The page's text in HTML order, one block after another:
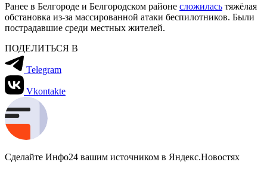
Ранее в Белгороде и Белгородском районе сложилась тяжёлая
обстановка из-за массированной атаки беспилотников. Были
пострадавшие среди местных жителей.
ПОДЕЛИТЬСЯ В
Telegram
Vkontakte
Сделайте Инфо24 вашим источником в Яндекс.Новостях